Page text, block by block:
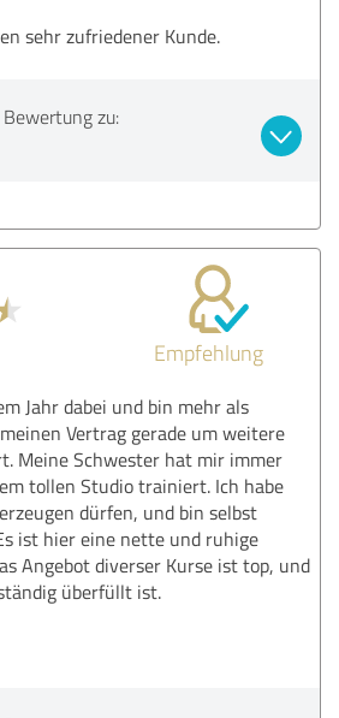
sehr zufriedener Kunde.
zu:
Empfehlung
Jahr dabei und bin mehr als
Vertrag gerade um weitere
Meine Schwester hat mir immer
tollen Studio trainiert. Ich habe
dürfen, und bin selbst
ist hier eine nette und ruhige
Angebot diverser Kurse ist top, und
überfüllt ist.